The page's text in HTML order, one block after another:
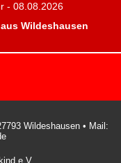
- 08.08.2026
Wildeshausen
Wildeshausen • Mail:
e.V.